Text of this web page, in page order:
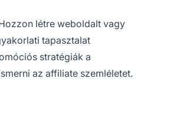
létre weboldalt vagy
tapasztalat
stratégiák a
az affiliate szemléletet.